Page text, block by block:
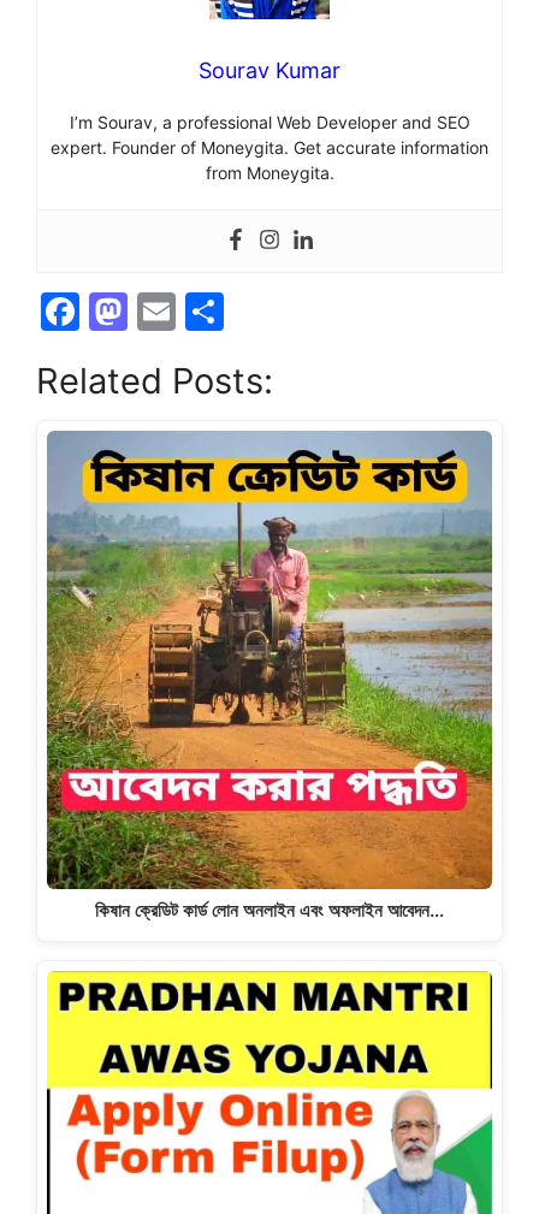
Sourav Kumar
I’m Sourav, a professional Web Developer and SEO
expert. Founder of Moneygita. Get accurate information
from Moneygita.
F
c
e
b
o
o
k
M
st
o
d
o
n
E
ai
l
ar
e
Related Posts:
কিষান ক্রেডিট কার্ড লোন অনলাইন এবং অফলাইন আবেদন…